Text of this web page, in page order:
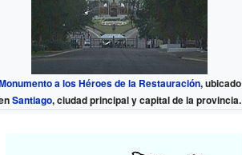
a los Héroes de la Restauración, ubicado
Santiago, ciudad principal y capital de la provincia.